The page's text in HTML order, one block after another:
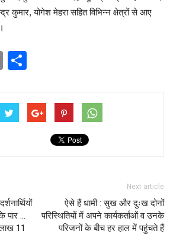
कुमार, योगेश मेहरा सहित विभिन्न क्षेत्रों से आए
Email
पार …
11
Next article
ऐसे हैं धामी : सुख और दुःख दोनों
परिस्थितियों में अपने कार्यकर्ताओं व उनके
परिजनों के बीच हर हाल में पहुंचते हैं